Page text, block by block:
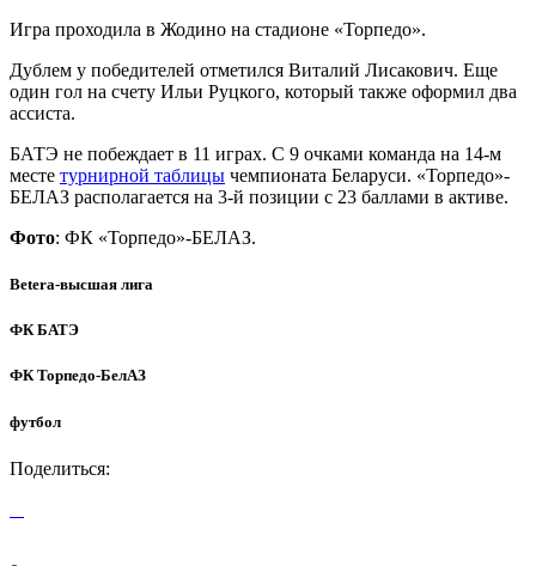
Игра проходила в Жодино на стадионе «Торпедо».
Дублем у победителей отметился Виталий Лисакович. Еще
один гол на счету Ильи Руцкого, который также оформил два
ассиста.
БАТЭ не побеждает в 11 играх. С 9 очками команда на 14-м
месте турнирной таблицы чемпионата Беларуси. «Торпедо»-
БЕЛАЗ располагается на 3-й позиции с 23 баллами в активе.
Фото: ФК «Торпедо»-БЕЛАЗ.
Betera-высшая лига
ФК БАТЭ
ФК Торпедо-БелАЗ
футбол
Поделиться: